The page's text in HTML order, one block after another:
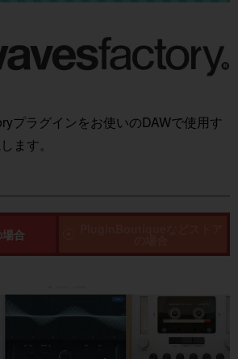
プラグインをお使いのDAWで使用す
ます。
合